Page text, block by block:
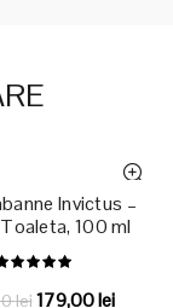
Invictus –
100 ml
leiPrețul
179,00leiPrețul